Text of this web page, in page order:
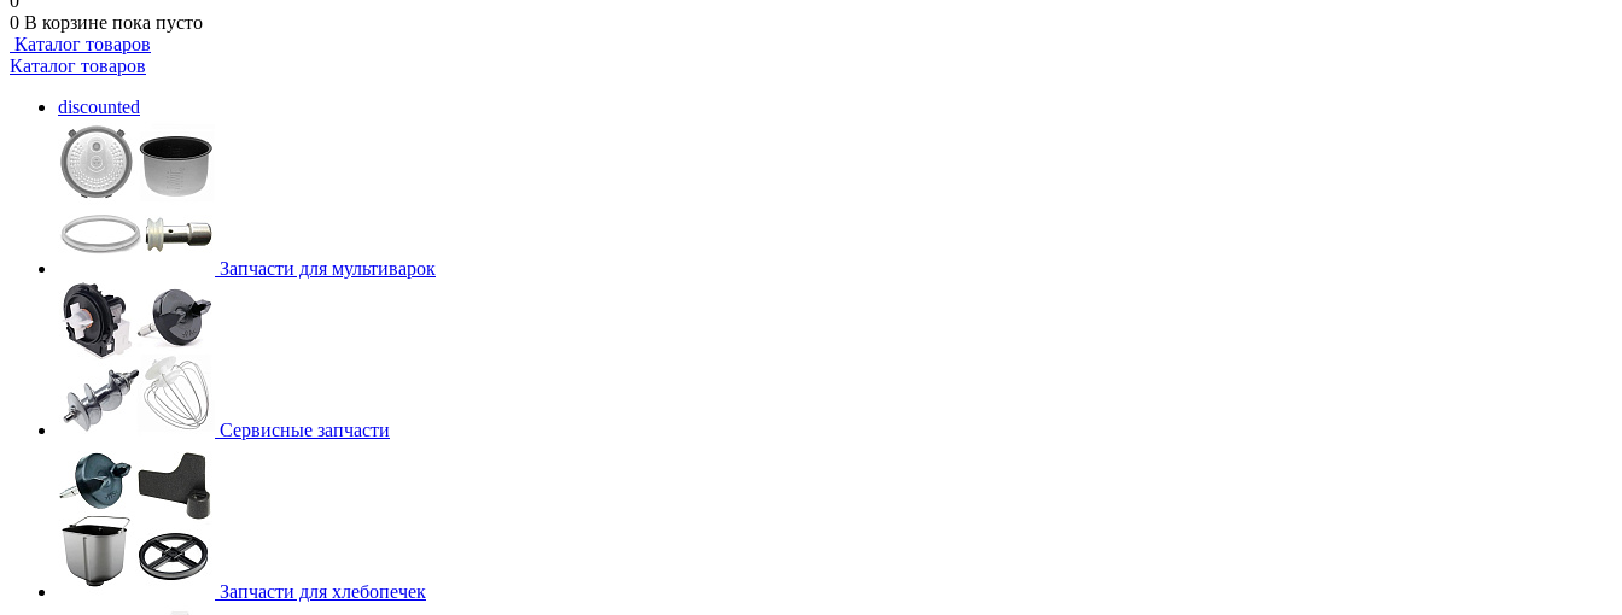
0 В корзине пока пусто
Каталог товаров
Каталог товаров
discounted
Запчасти для мультиварок
Сервисные запчасти
Запчасти для хлебопечек